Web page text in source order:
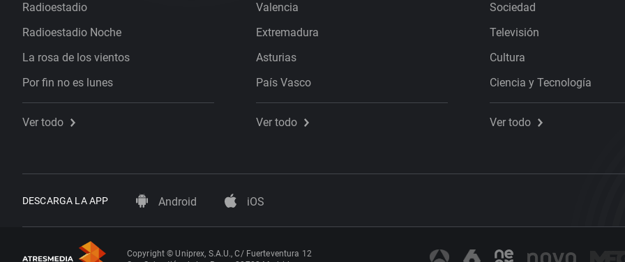
Radioestadio
Radioestadio Noche
La rosa de los vientos
Por fin no es lunes
Ver todo
Valencia
Extremadura
Asturias
País Vasco
Ver todo
Sociedad
Televisión
Cultura
Ciencia y Tecnología
Ver todo
DESCARGA LA APP Android iOS
Copyright © Uniprex, S.A.U., C/ Fuerteventura 12